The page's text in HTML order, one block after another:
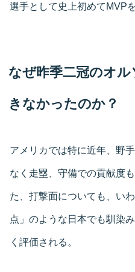
選手として史上初めてMVP
なぜ昨季二冠のオ
きなかったのか？
アメリカでは特に近年、野
なく走塁、守備での貢献度
た、打撃面についても、い
点」のような日本でも馴染
く評価される。